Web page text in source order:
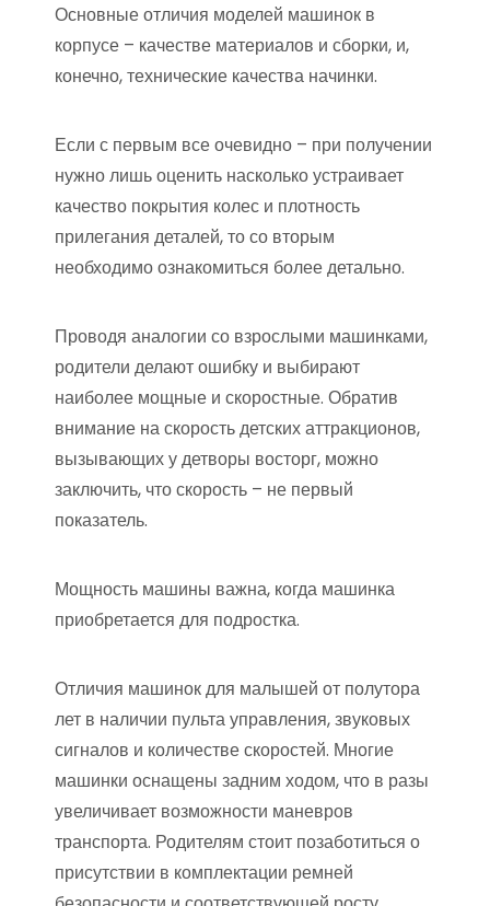
Основные отличия моделей машинок в
корпусе – качестве материалов и сборки, и,
конечно, технические качества начинки.
Если с первым все очевидно – при получении
нужно лишь оценить насколько устраивает
качество покрытия колес и плотность
прилегания деталей, то со вторым
необходимо ознакомиться более детально.
Проводя аналогии со взрослыми машинками,
родители делают ошибку и выбирают
наиболее мощные и скоростные. Обратив
внимание на скорость детских аттракционов,
вызывающих у детворы восторг, можно
заключить, что скорость – не первый
показатель.
Мощность машины важна, когда машинка
приобретается для подростка.
Отличия машинок для малышей от полутора
лет в наличии пульта управления, звуковых
сигналов и количестве скоростей. Многие
машинки оснащены задним ходом, что в разы
увеличивает возможности маневров
транспорта. Родителям стоит позаботиться о
присутствии в комплектации ремней